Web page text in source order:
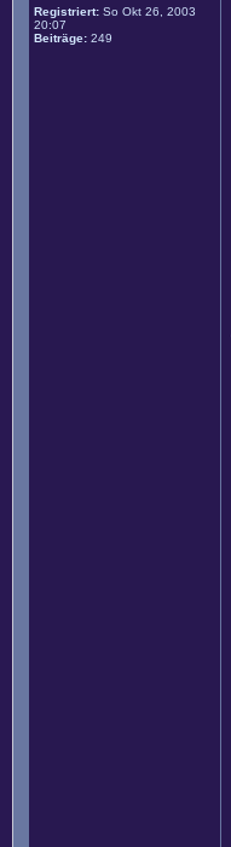
Registriert: So Okt 26, 2003
20:07
Beiträge: 249